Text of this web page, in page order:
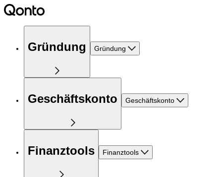
Gründung Gründung
Geschäftskonto Geschäftskonto
Finanztools Finanztools